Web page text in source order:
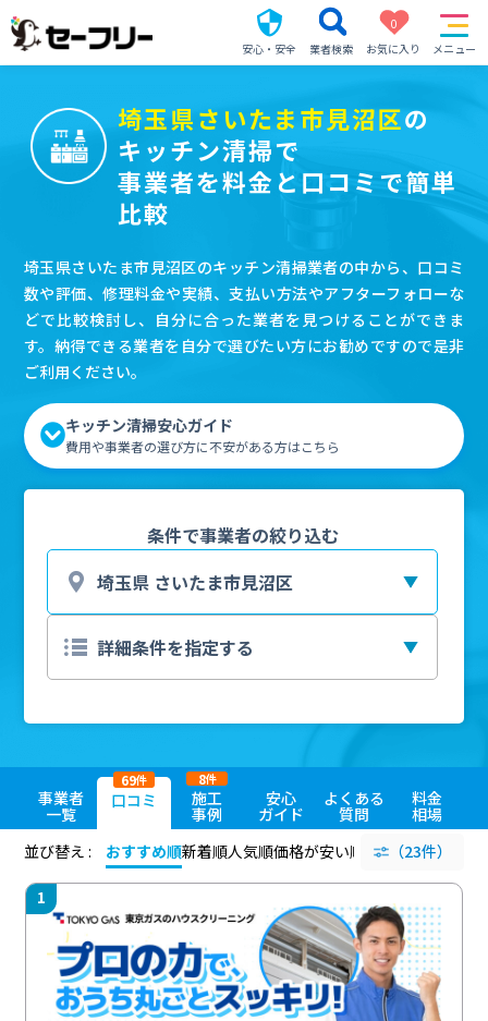
安心・安全 業者検索
0
お気に入り
メニュー
埼玉県さいたま市見沼区の
キッチン清掃で
事業者を料金と口コミで簡単
比較
埼玉県さいたま市見沼区のキッチン清掃業者の中から、口コミ
数や評価、修理料金や実績、支払い方法やアフターフォローな
どで比較検討し、自分に合った業者を見つけることができま
す。納得できる業者を自分で選びたい方にお勧めですので是非
ご利用ください。
キッチン清掃安心ガイド
費用や事業者の選び方に不安がある方はこちら
条件で事業者の絞り込む
事業者
一覧
口コミ
69件
施工
事例
8件
安心
ガイド
よくある
質問
料金
相場
並び替え :
おすすめ順新着順人気順価格が安い順 評価が高い順
（23件）
1